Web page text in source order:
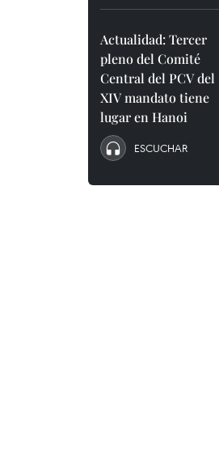
Actualidad: Tercer
pleno del Comité
Central del PCV del
XIV mandato tiene
lugar en Hanoi
ESCUCHAR